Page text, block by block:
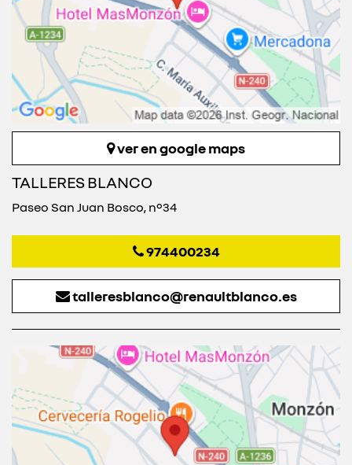
ver en google maps
TALLERES BLANCO
Paseo San Juan Bosco, nº34
974400234
talleresblanco@renaultblanco.es